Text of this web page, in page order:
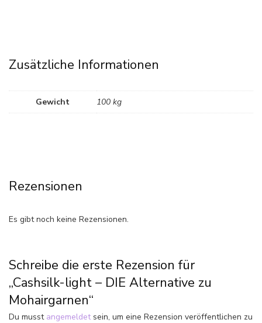
Zusätzliche Informationen
Gewicht 100 kg
Rezensionen
Es gibt noch keine Rezensionen.
Schreibe die erste Rezension für
„Cashsilk-light – DIE Alternative zu
Mohairgarnen“
Du musst angemeldetsein, um eine Rezension veröffentlichen zu